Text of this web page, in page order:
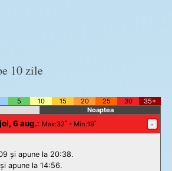
10 zile
5 10 15 20 25 30
35+
Noaptea
6 aug.: Max:32˚ - Min:19˚ -
și apune la 20:38.
apune la 14:56.